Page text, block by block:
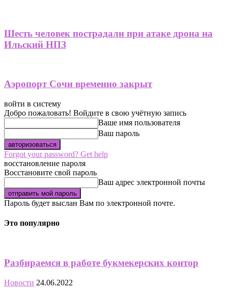
Шесть человек пострадали при атаке дрона на
Ильский НПЗ
Аэропорт Сочи временно закрыт
войти в систему
Добро пожаловать! Войдите в свою учётную запись
Ваше имя пользователя
Ваш пароль
Forgot your password? Get help
восстановление пароля
Восстановите свой пароль
Ваш адрес электронной почты
Пароль будет выслан Вам по электронной почте.
Это популярно
Разбираемся в работе букмекерских контор
Новости 24.06.2022